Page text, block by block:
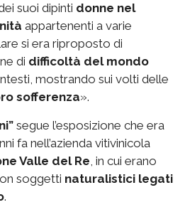
suoi dipinti donne nel
appartenenti a varie
si era riproposto di
di difficoltà del mondo
mostrando sui volti delle
sofferenza».
segue l’esposizione che era
fa nell’azienda vitivinicola
Valle del Re, in cui erano
soggetti naturalistici legati
.